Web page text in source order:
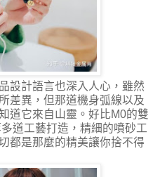
設計語言也深入人心，雖然
差異，但那道機身弧線以及
道它來自山靈。好比M0的雙
道工藝打造，精細的噴砂工
都是那麼的精美讓你捨不得